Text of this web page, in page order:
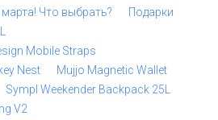
Что выбрать?
Подарки
Mobile Straps
Nest
Mujjo Magnetic Wallet
Sympl Weekender Backpack 25L
V2